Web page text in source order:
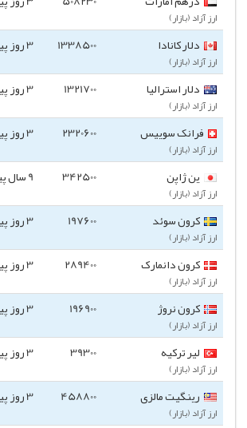
ارز آزاد (بازار)
دلار کانادا
ارز آزاد (بازار)
1338500
3 روز پیش
دلار استرالیا
ارز آزاد (بازار)
1321700
3 روز پیش
فرانک سوییس
ارز آزاد (بازار)
2320600
3 روز پیش
ین ژاپن
ارز آزاد (بازار)
342500
9 سال پیش
کرون سوئد
ارز آزاد (بازار)
197600
3 روز پیش
کرون دانمارک
ارز آزاد (بازار)
289400
3 روز پیش
کرون نروژ
ارز آزاد (بازار)
196900
3 روز پیش
لیر ترکیه
ارز آزاد (بازار)
39300
3 روز پیش
رینگیت مالزی
ارز آزاد (بازار)
458800
3 روز پیش